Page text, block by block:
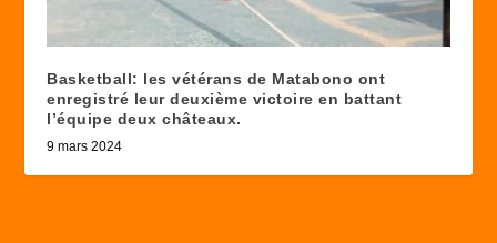
Basketball: les vétérans de Matabono ont
enregistré leur deuxième victoire en battant
l’équipe deux châteaux.
9 mars 2024